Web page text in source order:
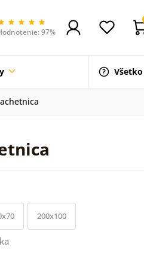
97%
200x100